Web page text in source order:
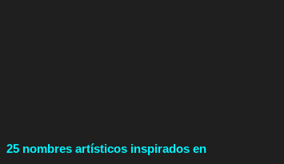
25 nombres artísticos inspirados en